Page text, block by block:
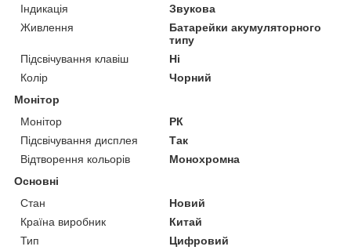
Індикація
Звукова
Живлення
Батарейки акумуляторного
типу
Підсвічування клавіш
Ні
Колір
Чорний
Монітор
Монітор
РК
Підсвічування дисплея
Так
Відтворення кольорів
Монохромна
Основні
Стан
Новий
Країна виробник
Китай
Тип
Цифровий